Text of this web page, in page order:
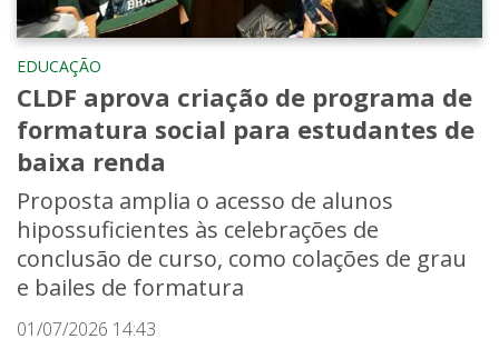
EDUCAÇÃO
CLDF aprova criação de programa de
formatura social para estudantes de
baixa renda
Proposta amplia o acesso de alunos
hipossuficientes às celebrações de
conclusão de curso, como colações de grau
e bailes de formatura
01/07/2026 14:43